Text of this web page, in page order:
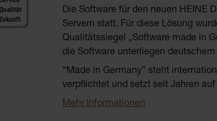
Die Software für den neuen HEINE
Servern statt. Für diese Lösung
Qualitätssiegel „Software made in
die Software unterliegen
“Made in Germany” steht
verpflichtet und setzt seit Jahren
Mehr Informationen